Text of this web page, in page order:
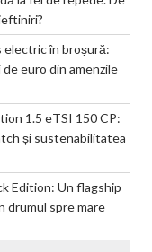
electric în broșură:
euro din amenzile
1.5 eTSI 150 CP:
și sustenabilitatea
Edition: Un flagship
drumul spre mare